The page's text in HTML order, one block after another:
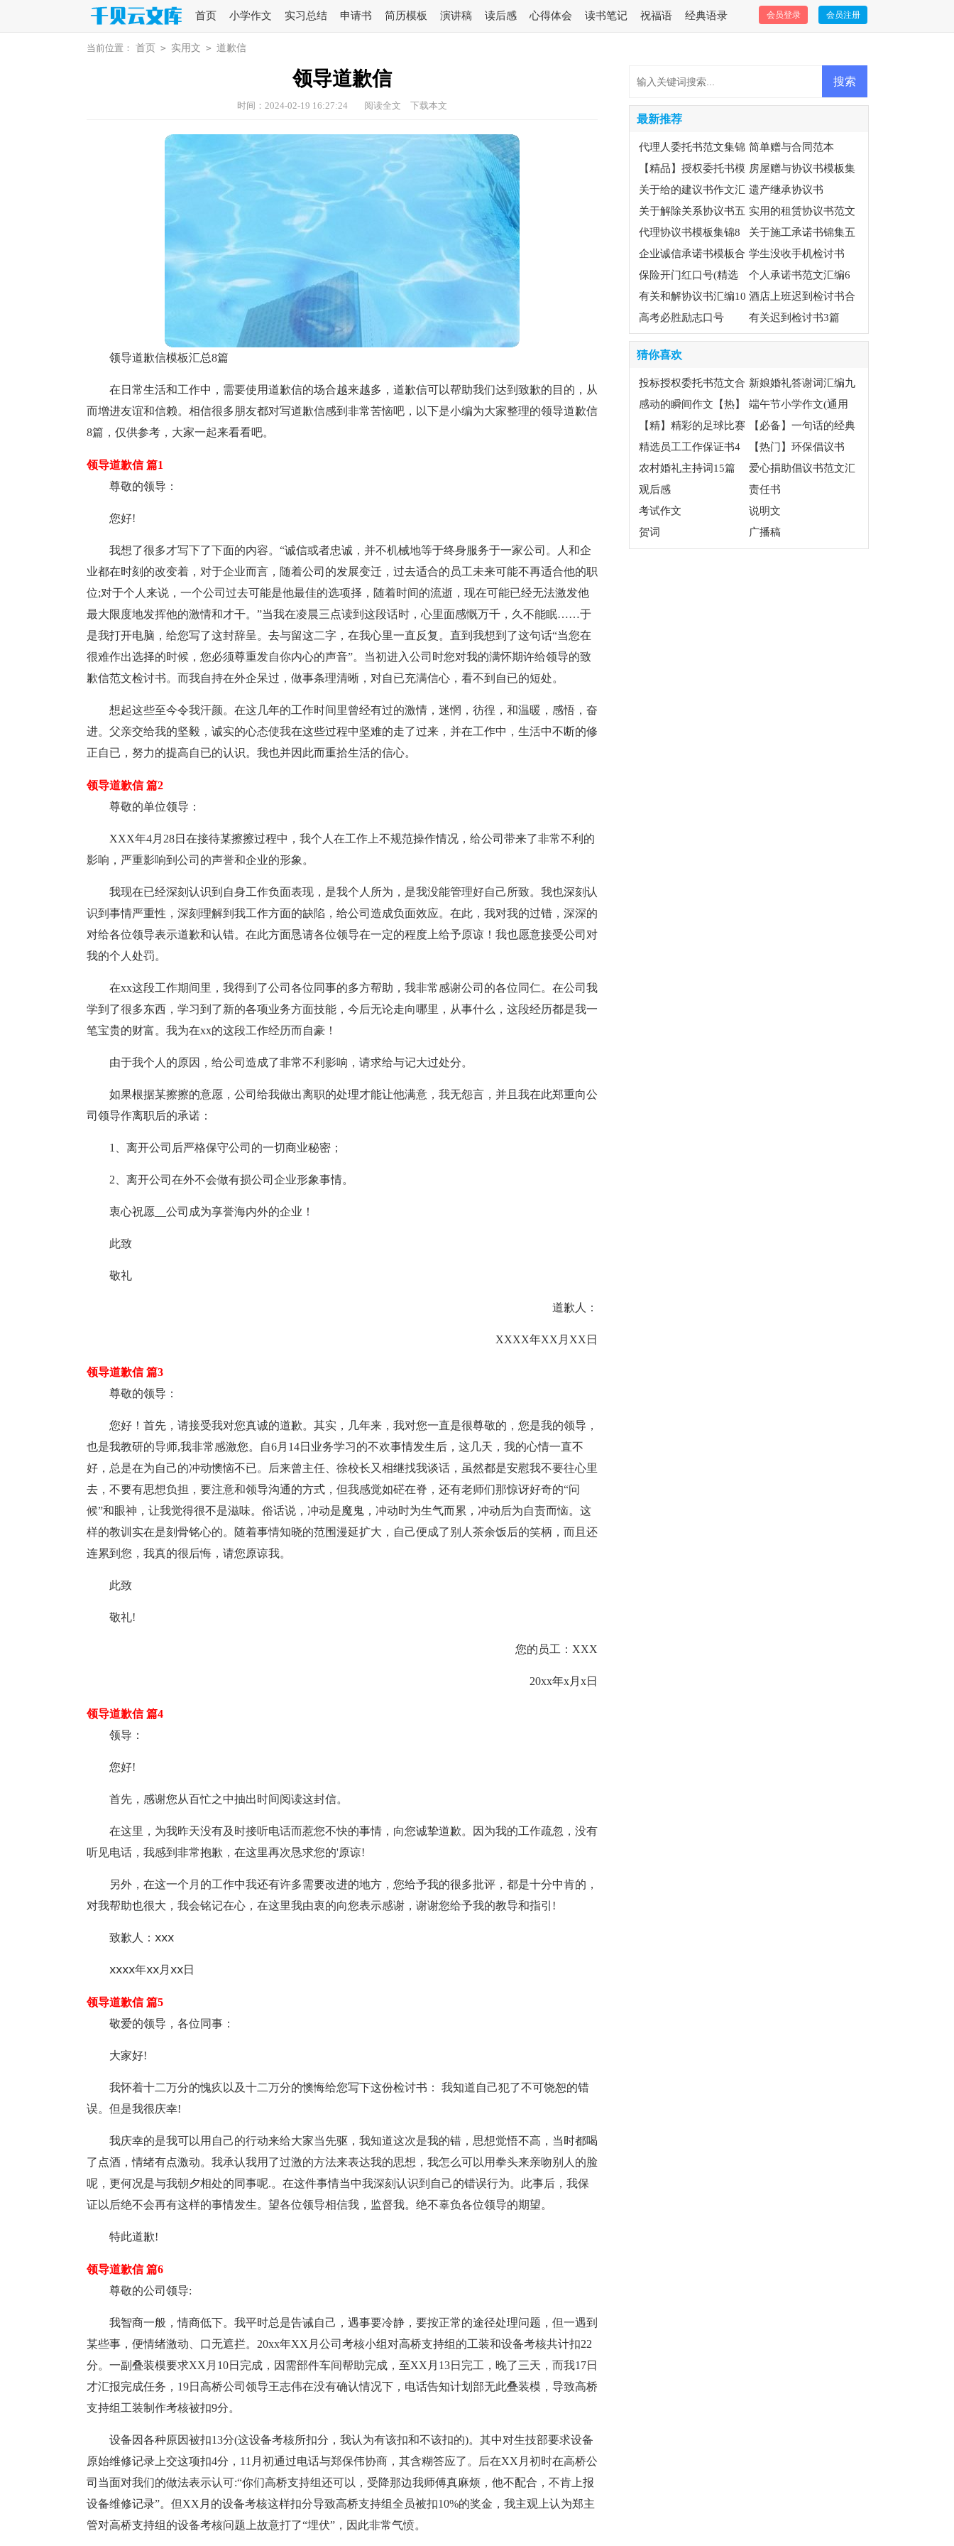
首页 小学作文 实习总结 申请书 简历模板 演讲稿 读后感 心得体会 读书笔记 祝福语 经典语录 会员登录 会员注册
当前位置： 首页 > 实用文 > 道歉信
领导道歉信
时间：2024-02-19 16:27:24 阅读全文 下载本文
领导道歉信模板汇总8篇
在日常生活和工作中，需要使用道歉信的场合越来越多，道歉信可以帮助我们达到致歉的目的，从
而增进友谊和信赖。相信很多朋友都对写道歉信感到非常苦恼吧，以下是小编为大家整理的领导道歉信
8篇，仅供参考，大家一起来看看吧。
领导道歉信 篇1
尊敬的领导：
您好!
我想了很多才写下了下面的内容。“诚信或者忠诚，并不机械地等于终身服务于一家公司。人和企
业都在时刻的改变着，对于企业而言，随着公司的发展变迁，过去适合的员工未来可能不再适合他的职
位;对于个人来说，一个公司过去可能是他最佳的选项择，随着时间的流逝，现在可能已经无法激发他
最大限度地发挥他的激情和才干。”当我在凌晨三点读到这段话时，心里面感慨万千，久不能眠……于
是我打开电脑，给您写了这封辞呈。去与留这二字，在我心里一直反复。直到我想到了这句话“当您在
很难作出选择的时候，您必须尊重发自你内心的声音”。当初进入公司时您对我的满怀期许给领导的致
歉信范文检讨书。而我自持在外企呆过，做事条理清晰，对自已充满信心，看不到自已的短处。
想起这些至今令我汗颜。在这几年的工作时间里曾经有过的激情，迷惘，彷徨，和温暖，感悟，奋
进。父亲交给我的坚毅，诚实的心态使我在这些过程中坚难的走了过来，并在工作中，生活中不断的修
正自已，努力的提高自已的认识。我也并因此而重拾生活的信心。
领导道歉信 篇2
尊敬的单位领导：
XXX年4月28日在接待某擦擦过程中，我个人在工作上不规范操作情况，给公司带来了非常不利的
影响，严重影响到公司的声誉和企业的形象。
我现在已经深刻认识到自身工作负面表现，是我个人所为，是我没能管理好自己所致。我也深刻认
识到事情严重性，深刻理解到我工作方面的缺陷，给公司造成负面效应。在此，我对我的过错，深深的
对给各位领导表示道歉和认错。在此方面恳请各位领导在一定的程度上给予原谅！我也愿意接受公司对
我的个人处罚。
在xx这段工作期间里，我得到了公司各位同事的多方帮助，我非常感谢公司的各位同仁。在公司我
学到了很多东西，学习到了新的各项业务方面技能，今后无论走向哪里，从事什么，这段经历都是我一
笔宝贵的财富。我为在xx的这段工作经历而自豪！
由于我个人的原因，给公司造成了非常不利影响，请求给与记大过处分。
如果根据某擦擦的意愿，公司给我做出离职的处理才能让他满意，我无怨言，并且我在此郑重向公
司领导作离职后的承诺：
1、离开公司后严格保守公司的一切商业秘密；
2、离开公司在外不会做有损公司企业形象事情。
衷心祝愿__公司成为享誉海内外的企业！
此致
敬礼
道歉人：
XXXX年XX月XX日
领导道歉信 篇3
尊敬的领导：
您好！首先，请接受我对您真诚的道歉。其实，几年来，我对您一直是很尊敬的，您是我的领导，
也是我教研的导师,我非常感激您。自6月14日业务学习的不欢事情发生后，这几天，我的心情一直不
好，总是在为自己的冲动懊恼不已。后来曾主任、徐校长又相继找我谈话，虽然都是安慰我不要往心里
去，不要有思想负担，要注意和领导沟通的方式，但我感觉如硭在脊，还有老师们那惊讶好奇的“问
候”和眼神，让我觉得很不是滋味。俗话说，冲动是魔鬼，冲动时为生气而累，冲动后为自责而恼。这
样的教训实在是刻骨铭心的。随着事情知晓的范围漫延扩大，自己便成了别人茶余饭后的笑柄，而且还
连累到您，我真的很后悔，请您原谅我。
此致
敬礼!
您的员工：XXX
20xx年x月x日
领导道歉信 篇4
领导：
您好!
首先，感谢您从百忙之中抽出时间阅读这封信。
在这里，为我昨天没有及时接听电话而惹您不快的事情，向您诚挚道歉。因为我的工作疏忽，没有
听见电话，我感到非常抱歉，在这里再次恳求您的'原谅!
另外，在这一个月的工作中我还有许多需要改进的地方，您给予我的很多批评，都是十分中肯的，
对我帮助也很大，我会铭记在心，在这里我由衷的向您表示感谢，谢谢您给予我的教导和指引!
致歉人：ⅹⅹⅹ
ⅹⅹⅹⅹ年ⅹⅹ月ⅹⅹ日
领导道歉信 篇5
敬爱的领导，各位同事：
大家好!
我怀着十二万分的愧疚以及十二万分的懊悔给您写下这份检讨书： 我知道自己犯了不可饶恕的错
误。但是我很庆幸!
我庆幸的是我可以用自己的行动来给大家当先驱，我知道这次是我的错，思想觉悟不高，当时都喝
了点酒，情绪有点激动。我承认我用了过激的方法来表达我的思想，我怎么可以用拳头来亲吻别人的脸
呢，更何况是与我朝夕相处的同事呢.。在这件事情当中我深刻认识到自己的错误行为。此事后，我保
证以后绝不会再有这样的事情发生。望各位领导相信我，监督我。绝不辜负各位领导的期望。
特此道歉!
领导道歉信 篇6
尊敬的公司领导:
我智商一般，情商低下。我平时总是告诫自己，遇事要冷静，要按正常的途径处理问题，但一遇到
某些事，便情绪激动、口无遮拦。20xx年XX月公司考核小组对高桥支持组的工装和设备考核共计扣22
分。一副叠装模要求XX月10日完成，因需部件车间帮助完成，至XX月13日完工，晚了三天，而我17日
才汇报完成任务，19日高桥公司领导王志伟在没有确认情况下，电话告知计划部无此叠装模，导致高桥
支持组工装制作考核被扣9分。
设备因各种原因被扣13分(这设备考核所扣分，我认为有该扣和不该扣的)。其中对生技部要求设备
原始维修记录上交这项扣4分，11月初通过电话与郑保伟协商，其含糊答应了。后在XX月初时在高桥公
司当面对我们的做法表示认可:“你们高桥支持组还可以，受降那边我师傅真麻烦，他不配合，不肯上报
设备维修记录”。但XX月的设备考核这样扣分导致高桥支持组全员被扣10%的奖金，我主观上认为郑主
管对高桥支持组的设备考核问题上故意打了“埋伏”，因此非常气愤。
最新推荐
代理人委托书范文集锦
七篇
简单赠与合同范本
【精品】授权委托书模
板集锦10篇
房屋赠与协议书模板集
锦五篇
关于给的建议书作文汇
编7篇
遗产继承协议书
关于解除关系协议书五
篇
实用的租赁协议书范文
5篇
代理协议书模板集锦8
篇
关于施工承诺书锦集五
篇
企业诚信承诺书模板合
集8篇
学生没收手机检讨书
保险开门红口号(精选
15篇)
个人承诺书范文汇编6
篇
有关和解协议书汇编10
篇
酒店上班迟到检讨书合
集六篇
高考必胜励志口号 有关迟到检讨书3篇
猜你喜欢
投标授权委托书范文合
集6篇
新娘婚礼答谢词汇编九
篇
感动的瞬间作文【热】
端午节小学作文(通用
15篇)
【精】精彩的足球比赛
作文
【必备】一句话的经典
语录汇总100条
精选员工工作保证书4
篇
【热门】环保倡议书
农村婚礼主持词15篇
爱心捐助倡议书范文汇
总10篇
观后感
责任书
考试作文
说明文
贺词
广播稿